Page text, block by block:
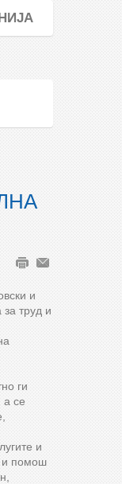
и
труд и
ги
а се
и
и помош